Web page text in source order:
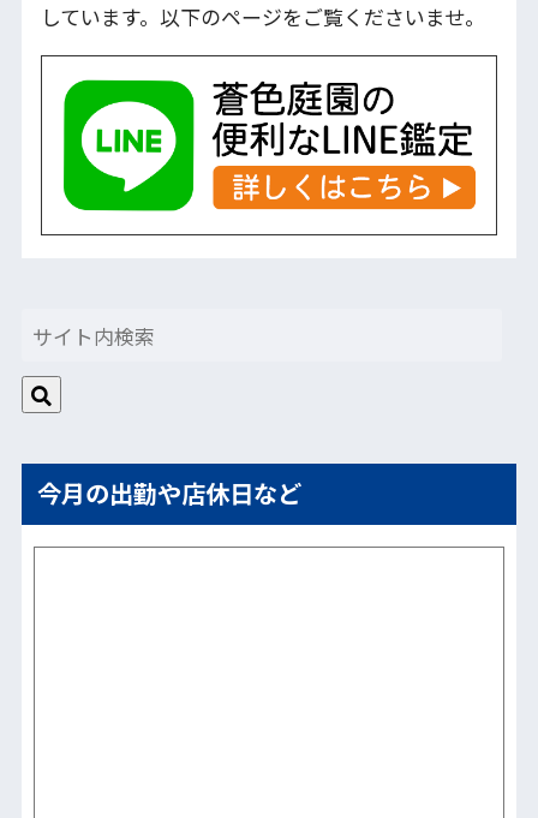
しています。以下のページをご覧くださいませ。
今月の出勤や店休日など